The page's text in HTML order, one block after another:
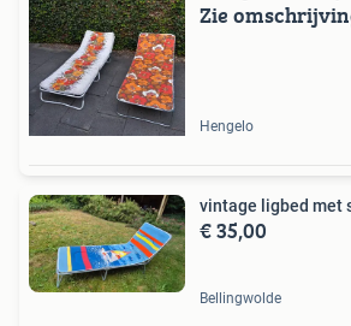
Zie
Hengelo
vintage ligbed met
€ 35,00
Bellingwolde